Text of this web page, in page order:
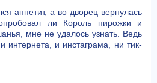
аппетит, а во дворец вернулась
ли Король пирожки и
мне не удалось узнать. Ведь
интернета, и инстаграма, ни тик-